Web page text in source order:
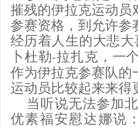
摧残的伊拉克运动员
参赛资格，到允许参
经历着人生的大悲
卜杜勒-拉扎克，一
作为伊拉克参赛队的
运动员比较起来来得
当听说无法参加
优素福安慰达娜说：